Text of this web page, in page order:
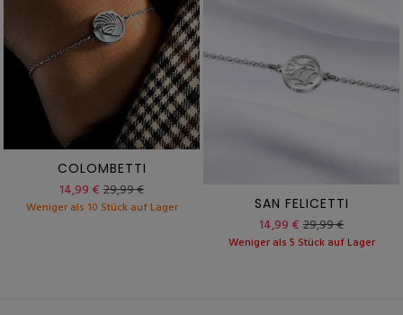
COLOMBETTI
14,99 € 29,99 €
Weniger als 10 Stück auf Lager SAN FELICETTI
14,99 € 29,99 €
Weniger als 5 Stück auf Lager